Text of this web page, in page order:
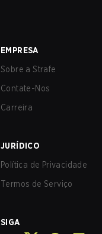
EMPRESA
Sobre a Strafe
Contate-Nos
Carreira
JURÍDICO
Política de Privacidade
Termos de Serviço
SIGA